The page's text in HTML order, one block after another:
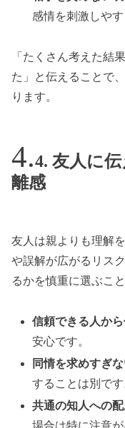
感情を刺激しやす
「たくさん考えた結
た」と伝えることで
ります。
4. 友人に
離感
友人は親よりも理解
や誤解が広がるリス
るかを慎重に選ぶこ
信頼できる人か
安心です。
同情を求めすぎ
することは別です
共通の知人への